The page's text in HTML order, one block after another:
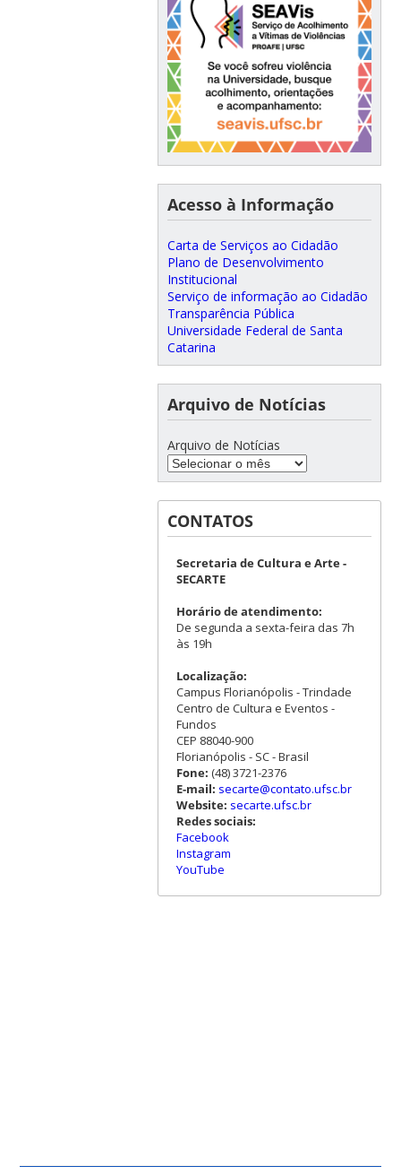
Acesso à Informação
Carta de Serviços ao Cidadão
Plano de Desenvolvimento
Institucional
Serviço de informação ao Cidadão
Transparência Pública
Universidade Federal de Santa
Catarina
Arquivo de Notícias
Arquivo de Notícias
CONTATOS
Secretaria de Cultura e Arte -
SECARTE
Horário de atendimento:
De segunda a sexta-feira das 7h
às 19h
Localização:
Campus Florianópolis - Trindade
Centro de Cultura e Eventos -
Fundos
CEP 88040-900
Florianópolis - SC - Brasil
Fone: (48) 3721-2376
E-mail: secarte@contato.ufsc.br
Website: secarte.ufsc.br
Redes sociais:
Facebook
Instagram
YouTube